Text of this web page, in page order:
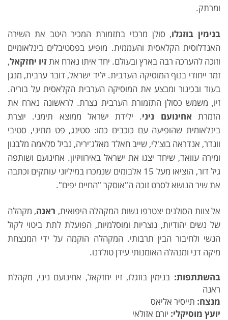
ומרתק.
בנימין בוזגלו, סולן מרכזי בתזמורת המכיר היטב את השירה
האנדלוסית הקלאסית והעממית. מופיע בפסטיבלים בינלאומיים
וזוכה להערכה רבה בארץ ובעולם. יחד איתו נארח אתזיו יחזקאל,
זמר ייחודי בנוף המוסיקה הערבית. יליד ישראל, דובר ערבית, מנגן
בעוד ובכינור ומבצע את המוסיקה הערבית הקלאסית על בוריה.
זיו, משמש כסולן התזמורת הערבית נצרת. לראשונה נארח את
הזמרת אחינועם ניני. ילידת ישראל ממוצא תימני. יוצרת
בינלאומית שהופיעה עם כוכבים כמו: סטינג, פט מתיני, סטיבי
וונדר, אנדראה בוצ'לי, שייב חאלד מאלג'יריה, נביל סלאמה מלבנון
ומירה עוואד, שיחד יצגו את ישראל באירוויזיון. אחינועם ושותפה
גיל דור, הוציאו מעל 15 אלבומים שנמכרו במיליוני עותקים וכתבה
את שיר הנושא לסרט זוכה ה"אוסקר "החיים יפים".
אל צוות הסולנים יצטרפו נשות המקהלה היפואית, ראנה, מקהלה
של נשים יהודיות, נוצריות ומוסלמיות, הפועלת לתת ביטוי לקול
הנשי ולחיבור הבין תרבותי. המקהלה הוקמה על ידי המנצחת
מיקה דני ומנהלה האומנותי עידן טולדנו.
בהשתתפות: בנימין בוזגלו, זיו יחזקאל, אחינועם ניני, מקהלת
ראנה
מנצח: תייסיר אליאס
יועץ מוסיקלי: יורם אזולאי